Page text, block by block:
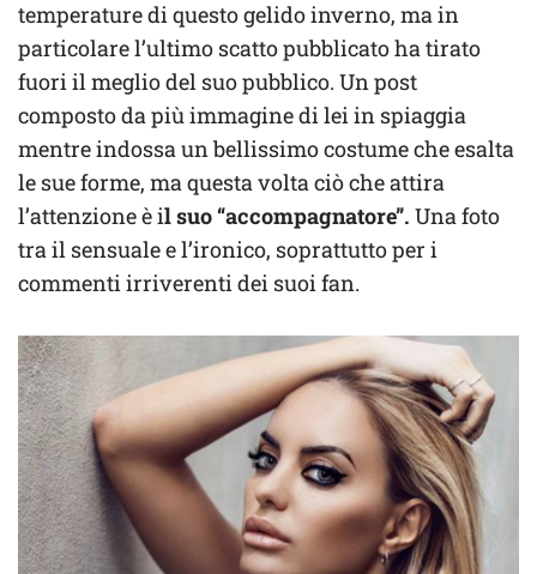
temperature di questo gelido inverno, ma in
particolare l’ultimo scatto pubblicato ha tirato
fuori il meglio del suo pubblico. Un post
composto da più immagine di lei in spiaggia
mentre indossa un bellissimo costume che esalta
le sue forme, ma questa volta ciò che attira
l’attenzione è il suo “accompagnatore”. Una foto
tra il sensuale e l’ironico, soprattutto per i
commenti irriverenti dei suoi fan.